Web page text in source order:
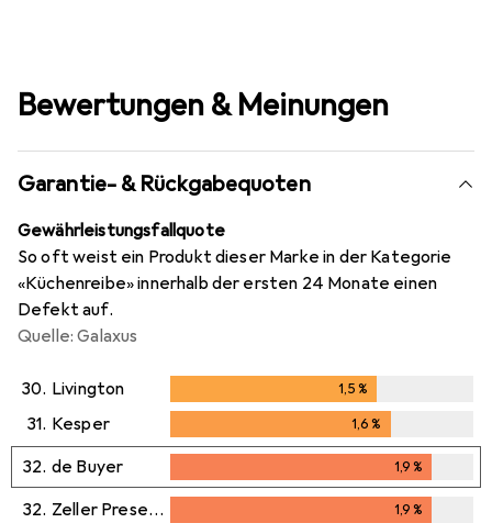
Bewertungen & Meinungen
Garantie- & Rückgabequoten
Gewährleistungsfallquote
So oft weist ein Produkt dieser Marke in der Kategorie
«Küchenreibe» innerhalb der ersten 24 Monate einen
Defekt auf.
Quelle: Galaxus
30. Livington 1,5%
31. Kesper 1,6%
32. de Buyer 1,9%
1,9%
32. Zeller Present 1,9%